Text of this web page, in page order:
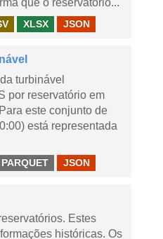
que o reservatório...
XLSX JSON
turbinável
por reservatório em
este conjunto de
está representada
PARQUET JSON
Estes
históricas. Os